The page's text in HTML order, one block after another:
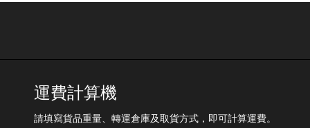
運費計算機
請填寫貨品重量、轉運倉庫及取貨方式，即可計算運費。